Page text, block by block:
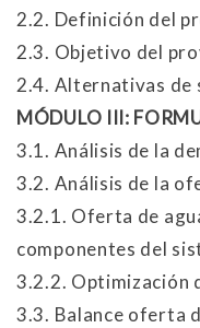
2.2. Definición del
2.3. Objetivo del
2.4. Alternativas de
MÓDULO III:
3.1. Análisis de la
3.2. Análisis de la
3.2.1. Oferta de
componentes del
3.2.2. Optimización
3.3. Balance oferta